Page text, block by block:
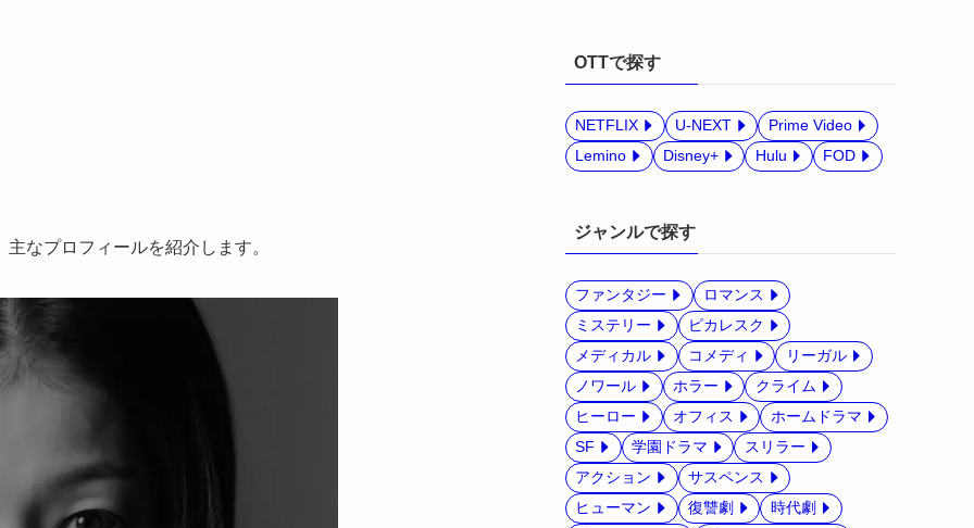
なプロフィールを紹介します。
OTTで探す
NETFLIX U-NEXT
Prime Video
Lemino
Disney+ Hulu FOD
ジャンルで探す
ファンタジー
ロマンス
ミステリー
ピカレスク
メディカル
コメディ
リーガル
ノワール
ホラー
クライム
ヒーロー
オフィス
ホームドラマ
SF
学園ドラマ
スリラー
アクション
サスペンス
ヒューマン
復讐劇
時代劇